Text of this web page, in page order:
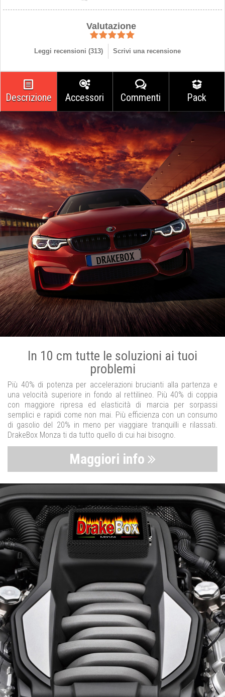
Valutazione
Leggi recensioni (313) Scrivi una recensione
Descrizione Accessori Commenti Pack
In 10 cm tutte le soluzioni ai tuoi
problemi
Più 40% di potenza per accelerazioni brucianti alla partenza e
una velocità superiore in fondo al rettilineo. Più 40% di coppia
con maggiore ripresa ed elasticità di marcia per sorpassi
semplici e rapidi come non mai. Più efficienza con un consumo
di gasolio del 20% in meno per viaggiare tranquilli e rilassati.
DrakeBox Monza ti da tutto quello di cui hai bisogno.
Maggiori info